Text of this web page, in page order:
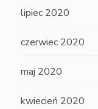
lipiec 2020
czerwiec 2020
maj 2020
kwiecień 2020